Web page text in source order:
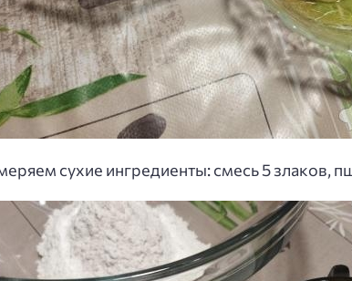
сухие ингредиенты: смесь 5 злаков,